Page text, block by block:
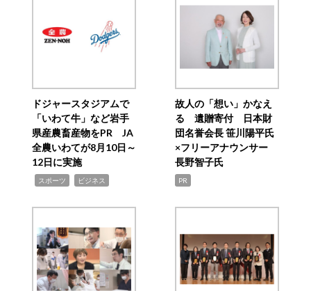
ドジャースタジアムで
「いわて牛」など岩手
県産農畜産物をPR JA
全農いわてが8月10日～
12日に実施
スポーツ ビジネス
故人の「想い」かなえ
る 遺贈寄付 日本財
団名誉会長 笹川陽平氏
×フリーアナウンサー
長野智子氏
PR